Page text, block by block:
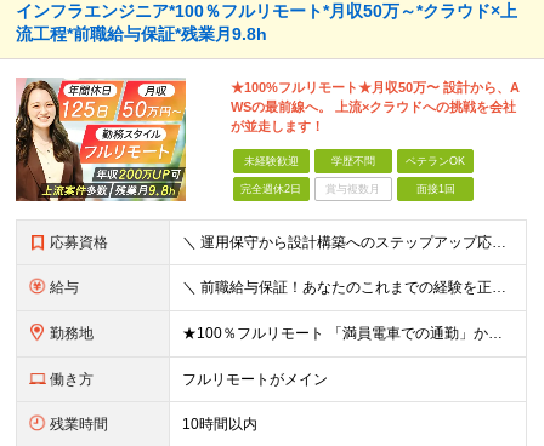
インフラエンジニア*100％フルリモート*月収50万～*クラウド×上
流工程*前職給与保証*残業月9.8h
★100%フルリモート★月収50万〜 設計から、A
WSの最前線へ。 上流×クラウドへの挑戦を会社
が並走します！
未経験歓迎 学歴不問 ベテランOK
完全週休2日 賞与複数月 面接1回
応募資格 ＼ 運用保守から設計構築へのステップアップ応援！ ／ ★学歴・分野不問（運用保守経験のみでも歓迎） ★「設計・構築に挑戦したい」「市場価値を高めたい」という意欲を重視！ ┗豊富な案件（SIer直下など
給与 ＼ 前職給与保証！あなたのこれまでの経験を正当評価 ／ ★月収50万円～スタート！【年俸600万～1,162万8,000円（12分割）】 ――「頑張りが給与に直結しない…」そんな不満とは無縁の環境で
勤務地 ★100％フルリモート 「満員電車での通勤」から卒業できます！ ★転勤なし 【本社】 東京都新宿区神楽坂1-2 研究社英語センタービル3階 本社またはプロジェクト先にて勤務いただきます！ ※プロジ
働き方 フルリモートがメイン
残業時間 10時間以内